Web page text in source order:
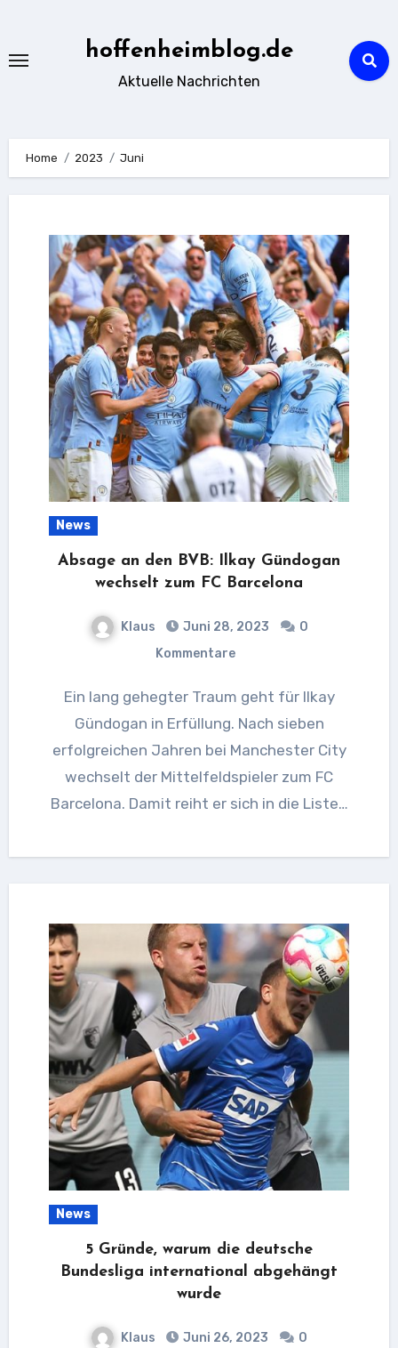
springen
hoffenheimblog.de
Aktuelle Nachrichten
Home 2023 Juni
News
Absage an den BVB: Ilkay Gündogan
wechselt zum FC Barcelona
Klaus Juni 28, 2023
0
Kommentare
Ein lang gehegter Traum geht für Ilkay
Gündogan in Erfüllung. Nach sieben
erfolgreichen Jahren bei Manchester City
wechselt der Mittelfeldspieler zum FC
Barcelona. Damit reiht er sich in die Liste…
News
5 Gründe, warum die deutsche
Bundesliga international abgehängt
wurde
Klaus Juni 26, 2023
0